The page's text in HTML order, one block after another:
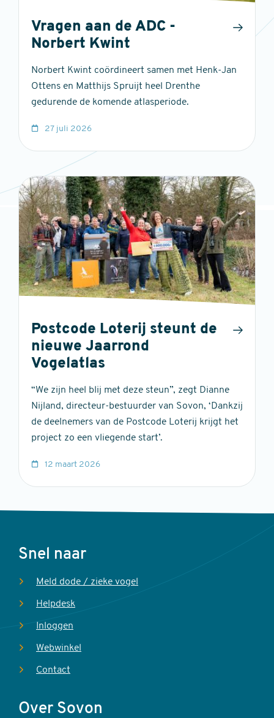
Vragen aan de ADC -
Norbert Kwint
Norbert Kwint coördineert samen met Henk-Jan
Ottens en Matthijs Spruijt heel Drenthe
gedurende de komende atlasperiode.
27 juli 2026
Postcode Loterij steunt de
nieuwe Jaarrond
Vogelatlas
“We zijn heel blij met deze steun”, zegt Dianne
Nijland, directeur-bestuurder van Sovon, ‘Dankzij
de deelnemers van de Postcode Loterij krijgt het
project zo een vliegende start’.
12 maart 2026
Voet
Snel naar
Meld dode / zieke vogel
Helpdesk
Inloggen
Webwinkel
Contact
Over Sovon